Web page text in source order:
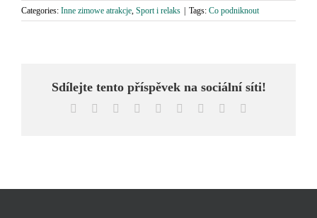
Categories: Inne zimowe atrakcje, Sport i relaks Tags: Co podniknout
Sdílejte tento příspěvek na sociální síti!
Facebook Reddit LinkedInWhatsApp
TumblrPinterest